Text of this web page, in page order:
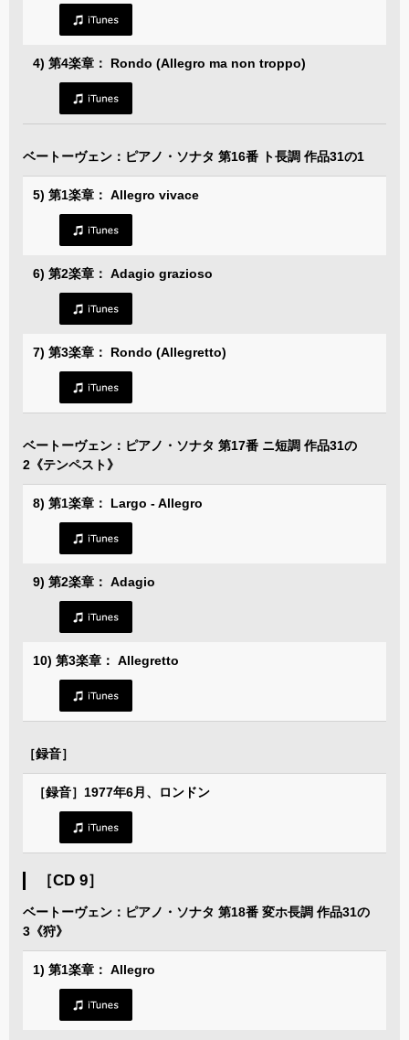
4) 第4楽章： Rondo (Allegro ma non troppo)
ベートーヴェン：ピアノ・ソナタ 第16番 ト長調 作品31の1
5) 第1楽章： Allegro vivace
6) 第2楽章： Adagio grazioso
7) 第3楽章： Rondo (Allegretto)
ベートーヴェン：ピアノ・ソナタ 第17番 ニ短調 作品31の
2《テンペスト》
8) 第1楽章： Largo - Allegro
9) 第2楽章： Adagio
10) 第3楽章： Allegretto
［録音］
［録音］1977年6月、ロンドン
［CD 9］
ベートーヴェン：ピアノ・ソナタ 第18番 変ホ長調 作品31の
3《狩》
1) 第1楽章： Allegro